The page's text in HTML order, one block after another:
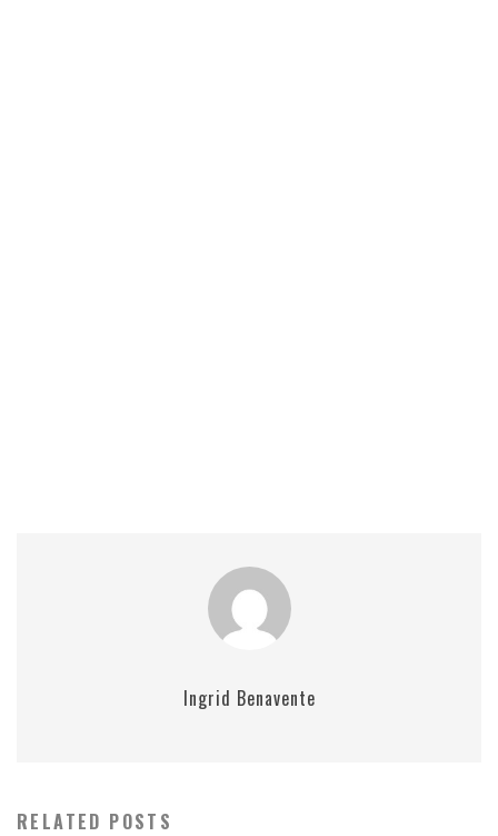
Ingrid Benavente
RELATED POSTS